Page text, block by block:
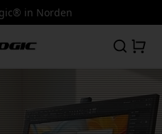
in Norden